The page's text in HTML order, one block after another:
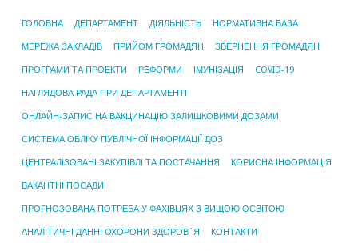
ГОЛОВНА ДЕПАРТАМЕНТ ДІЯЛЬНІСТЬ НОРМАТИВНА БАЗА
МЕРЕЖА ЗАКЛАДІВ ПРИЙОМ ГРОМАДЯН ЗВЕРНЕННЯ ГРОМАДЯН
ПРОГРАМИ ТА ПРОЕКТИ РЕФОРМИ ІМУНІЗАЦІЯ COVID-19
НАГЛЯДОВА РАДА ПРИ ДЕПАРТАМЕНТІ
ОНЛАЙН-ЗАПИС НА ВАКЦИНАЦІЮ ЗАЛИШКОВИМИ ДОЗАМИ
СИСТЕМА ОБЛІКУ ПУБЛІЧНОЇ ІНФОРМАЦІЇ ДОЗ
ЦЕНТРАЛІЗОВАНІ ЗАКУПІВЛІ ТА ПОСТАЧАННЯ КОРИСНА ІНФОРМАЦІЯ
ВАКАНТНІ ПОСАДИ
ПРОГНОЗОВАНА ПОТРЕБА У ФАХІВЦЯХ З ВИЩОЮ ОСВІТОЮ
АНАЛІТИЧНІ ДАННІ ОХОРОНИ ЗДОРОВ`Я КОНТАКТИ